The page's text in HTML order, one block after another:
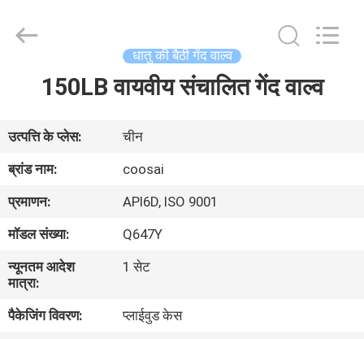
उत्पाद
हमारे
बारे
कारखाने
group.
धातु की बैठी गेंद वाल्व
150LB वायवीय संचालित गेंद वाल्व
उत्पत्ति के प्लेस:
चीन
ब्रांड नाम:
coosai
प्रमाणन:
API6D, ISO 9001
मॉडल संख्या:
Q647Y
न्यूनतम आदेश
मात्रा:
1 सेट
पैकेजिंग विवरण:
प्लाईवुड केस